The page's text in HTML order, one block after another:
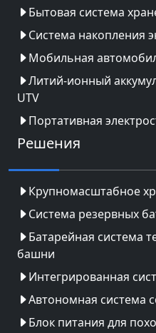
Бытовая система
Система накопления
Мобильная
Литий-ионный
UTV
Портативная
Решения
Крупномасштабное
Система резервных
Батарейная система
башни
Интегрированная
Автономная система
Блок питания для